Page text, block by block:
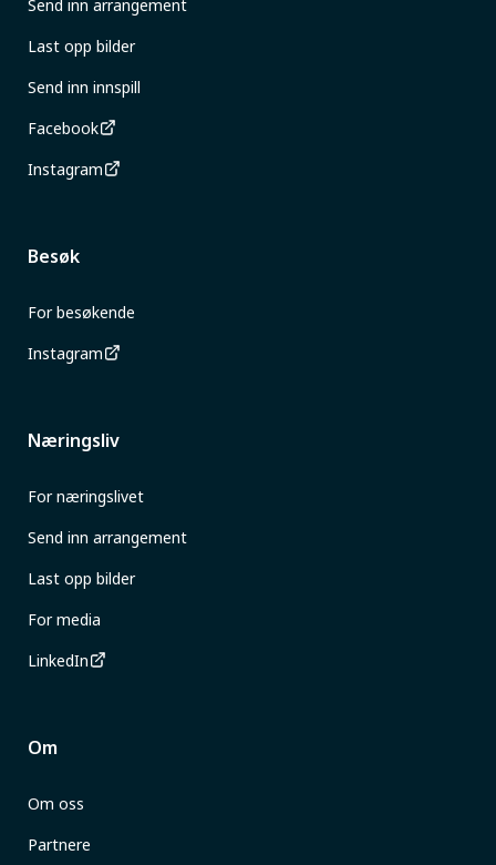
Send inn arrangement
Last opp bilder
Send inn innspill
Facebook
Instagram
Besøk
For besøkende
Instagram
Næringsliv
For næringslivet
Send inn arrangement
Last opp bilder
For media
LinkedIn
Om
Om oss
Partnere